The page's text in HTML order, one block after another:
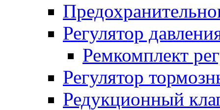
Регулятор
Ремкомплект
Регулятор
Редукционный